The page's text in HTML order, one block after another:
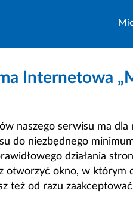
Internetowa
naszego serwisu ma
do niezbędnego
działania
otworzyć okno, w
też od razu